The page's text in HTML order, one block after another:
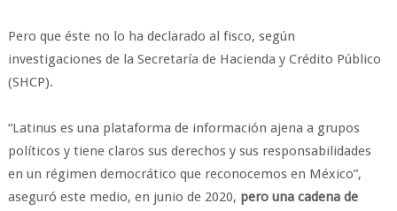
Pero que éste no lo ha declarado al fisco, según
investigaciones de la Secretaría de Hacienda y Crédito Público
(SHCP).
“Latinus es una plataforma de información ajena a grupos
políticos y tiene claros sus derechos y sus responsabilidades
en un régimen democrático que reconocemos en México”,
aseguró este medio, en junio de 2020, pero una cadena de